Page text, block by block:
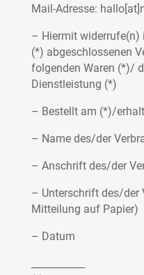
Mail-Adresse:
– Hiermit
(*) abgeschlossenen
folgenden Waren (*)/
Dienstleistung (*)
– Bestellt am (*)/
– Name des/der
– Anschrift des/der
– Unterschrift des/der
Mitteilung auf Papier)
– Datum